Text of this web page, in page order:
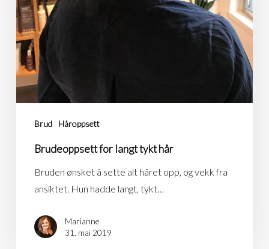
Brud Håroppsett
Brudeoppsett for langt tykt hår
Bruden ønsket å sette alt håret opp, og vekk fra
ansiktet. Hun hadde langt, tykt…
Marianne
31. mai 2019